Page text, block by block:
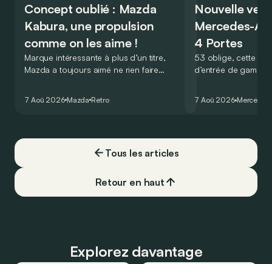
Concept oublié : Mazda
Kabura, une propulsion
comme on les aime !
Marque intéressante à plus d’un titre,
Mazda a toujours aimé ne rien faire
de la plus belle des manières…
7 Aoû 2026 Mazda Retro
Nouvelle
Mercedes-
4 Portes
53 oblige, cette
d’entrée de
moins…
7 Aoû 2026 Mercedes
Tous les articles
Retour en haut
Explorez davantage